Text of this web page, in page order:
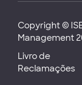
Copyright ©
Management
Livro de
Reclamações